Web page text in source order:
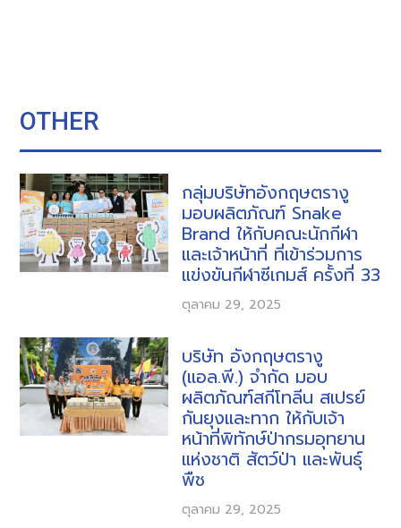
OTHER
กลุ่มบริษัทอังกฤษตรางู
มอบผลิตภัณฑ์ Snake
Brand ให้กับคณะนักกีฬา
และเจ้าหน้าที่ ที่เข้าร่วมการ
แข่งขันกีฬาซีเกมส์ ครั้งที่ 33
ตุลาคม 29, 2025
บริษัท อังกฤษตรางู
(แอล.พี.) จำกัด มอบ
ผลิตภัณฑ์สกีโทลีน สเปรย์
กันยุงและทาก ให้กับเจ้า
หน้าที่พิทักษ์ป่ากรมอุทยาน
แห่งชาติ สัตว์ป่า และพันธุ์
พืช
ตุลาคม 29, 2025